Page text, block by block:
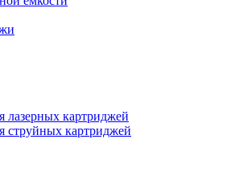
лазерных картриджей
струйных картриджей